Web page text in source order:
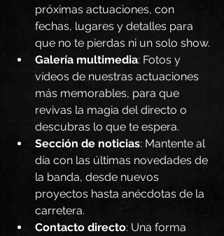
próximas actuaciones, con
fechas, lugares y detalles para
que no te pierdas ni un solo show.
Galería multimedia: Fotos y
vídeos de nuestras actuaciones
más memorables, para que
revivas la magia del directo o
descubras lo que te espera.
Sección de noticias: Mantente al
día con las últimas novedades de
la banda, desde nuevos
proyectos hasta anécdotas de la
carretera.
Contacto directo: Una forma